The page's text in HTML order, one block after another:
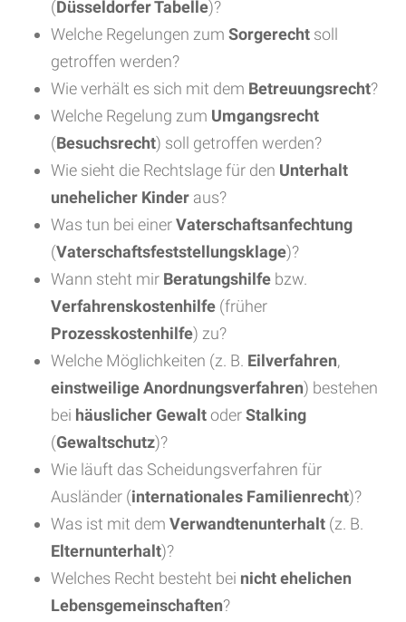
(Düsseldorfer Tabelle)?
Welche Regelungen zum Sorgerecht soll
getroffen werden?
Wie verhält es sich mit dem Betreuungsrecht?
Welche Regelung zum Umgangsrecht
(Besuchsrecht) soll getroffen werden?
Wie sieht die Rechtslage für den Unterhalt
unehelicher Kinder aus?
Was tun bei einerVaterschaftsanfechtung
(Vaterschaftsfeststellungsklage)?
Wann steht mir Beratungshilfe bzw.
Verfahrenskostenhilfe (früher
Prozesskostenhilfe) zu?
Welche Möglichkeiten (z. B. Eilverfahren,
einstweilige Anordnungsverfahren) bestehen
bei häuslicher GewaltoderStalking
(Gewaltschutz)?
Wie läuft das Scheidungsverfahren für
Ausländer (internationales Familienrecht)?
Was ist mit dem Verwandtenunterhalt (z. B.
Elternunterhalt)?
Welches Recht besteht bei nicht ehelichen
Lebensgemeinschaften?